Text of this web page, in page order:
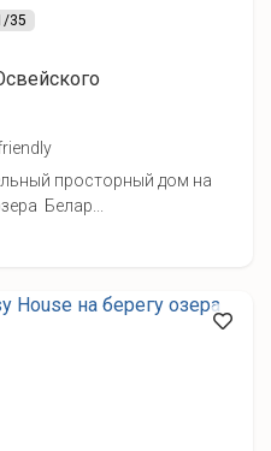
/35
просторный дом на
Белар...